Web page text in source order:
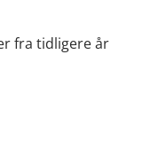
fra tidligere år